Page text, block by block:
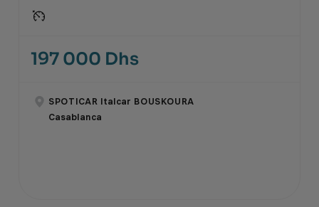
197 000 Dhs
SPOTICAR Italcar BOUSKOURA
Casablanca